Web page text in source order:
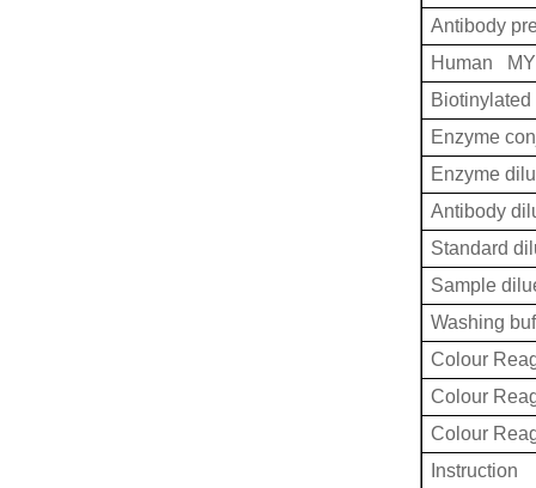
Antibody
Human
Enzyme
Enzyme
Antibody
Standard
Sample
Washing
Colour
Colour
Colour
Instruction